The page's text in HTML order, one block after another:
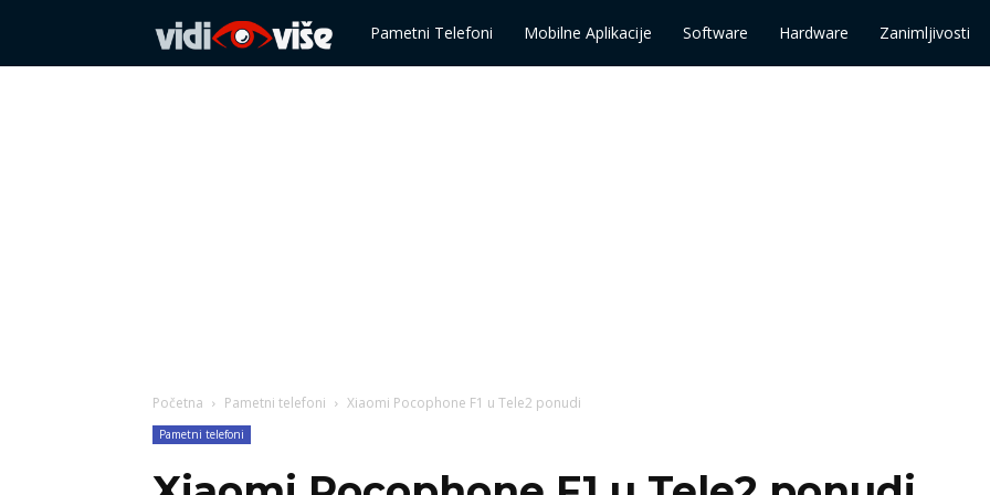
VidiPametni Telefoni Mobilne Aplikacije Software Hardware Zanimljivosti
Početna Pametni telefoni Xiaomi Pocophone F1 u Tele2 ponudi
Pametni telefoni